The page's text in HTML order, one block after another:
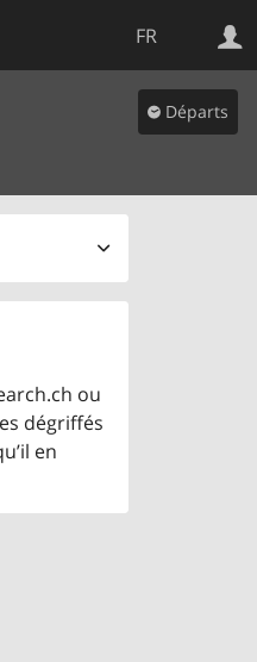
FR
Départs
ou
dégriffés
en